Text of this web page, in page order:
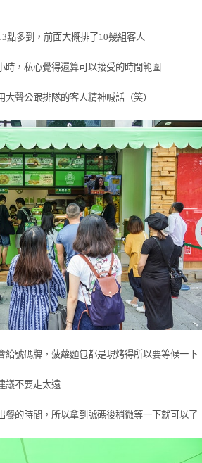
點多到，前面大概排了10幾組客人
時，私心覺得還算可以接受的時間範圍
大聲公跟排隊的客人精神喊話（笑）
給號碼牌，菠蘿麵包都是現烤得所以要等候一下
議不要走太遠
餐的時間，所以拿到號碼後稍微等一下就可以了